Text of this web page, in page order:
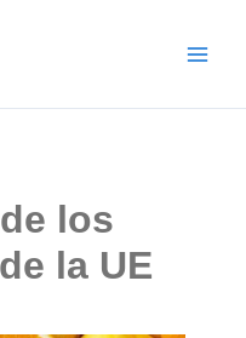
los
la UE